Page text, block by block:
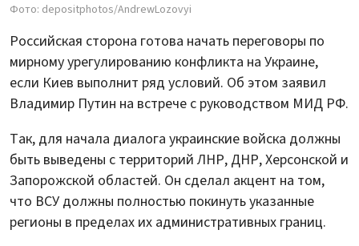
Фото: depositphotos/AndrewLozovyi
Российская сторона готова начать переговоры по
мирному урегулированию конфликта на Украине,
если Киев выполнит ряд условий. Об этом заявил
Владимир Путин на встрече с руководством МИД РФ.
Так, для начала диалога украинские войска должны
быть выведены с территорий ЛНР, ДНР, Херсонской и
Запорожской областей. Он сделал акцент на том,
что ВСУ должны полностью покинуть указанные
регионы в пределах их административных границ.